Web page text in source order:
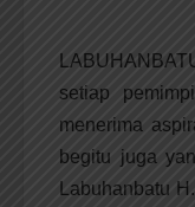
setiap
menerima
begitu juga
Labuhanbatu